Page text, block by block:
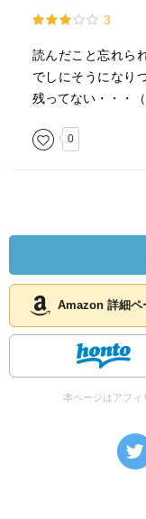
3
読んだこと忘れら
でしにそうになり
残ってない・・・
0
Amazon 詳細ペ
本ページはアフィ